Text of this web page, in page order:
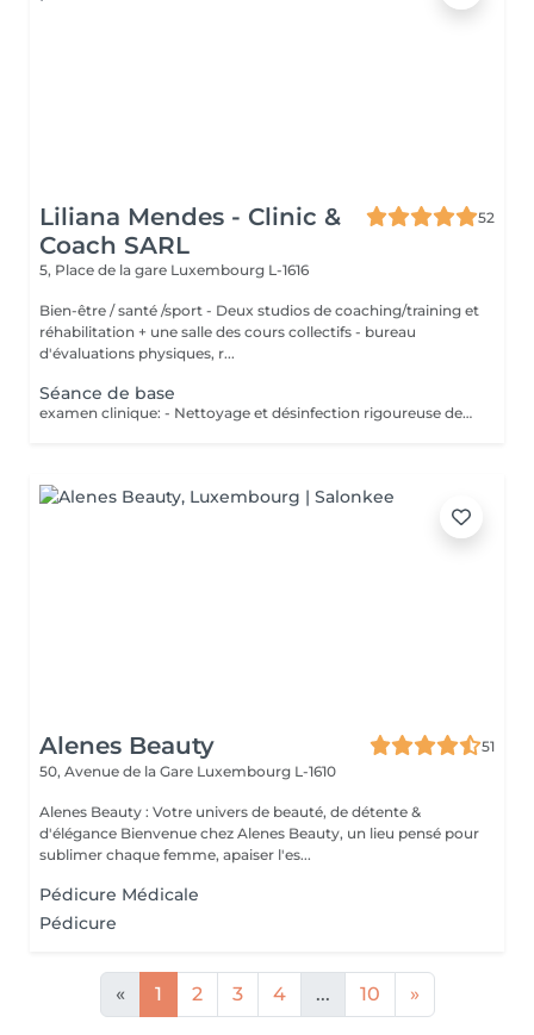
Liliana Mendes - Clinic &
Coach SARL
52
5, Place de la gare Luxembourg L-1616
Bien-être / santé /sport - Deux studios de coaching/training et
réhabilitation + une salle des cours collectifs - bureau
d'évaluations physiques, r...
Séance de base
examen clinique: - Nettoyage et désinfection rigoureuse des pieds - soin des ongles: coupe correct, fraisage ( diminution de l`épaisseur) et nettoyage des sillons pour prévenir les ongles incarnés. - traitement des callosités rdv chez 691 60 25 60 ou clinic.coach@lilianamendes.eu
Alenes Beauty
51
50, Avenue de la Gare Luxembourg L-1610
Alenes Beauty : Votre univers de beauté, de détente &
d'élégance Bienvenue chez Alenes Beauty, un lieu pensé pour
sublimer chaque femme, apaiser l'es...
Pédicure Médicale
Pédicure
« 1 2 3 4 ... 10 »